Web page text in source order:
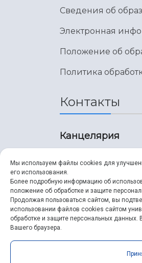
Сведения об
Электронная
Положение об
Политика
Контакты
Канцелярия
8 (846) 267-43-
ssau@ssau.ru
Мы используем файлы cookies для
его использования.
Более подробную информацию об
положение об обработке и защите
Продолжая пользоваться сайтом, вы
использовании файлов cookies сайтом
обработке и защите персональных
Вашего браузера.